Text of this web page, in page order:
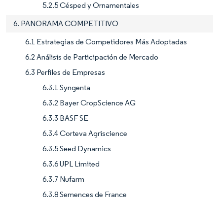
5.2.5 Césped y Ornamentales
6. PANORAMA COMPETITIVO
6.1 Estrategias de Competidores Más Adoptadas
6.2 Análisis de Participación de Mercado
6.3 Perfiles de Empresas
6.3.1 Syngenta
6.3.2 Bayer CropScience AG
6.3.3 BASF SE
6.3.4 Corteva Agriscience
6.3.5 Seed Dynamics
6.3.6 UPL Limited
6.3.7 Nufarm
6.3.8 Semences de France